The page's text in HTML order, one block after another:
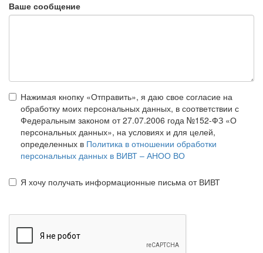
Ваше сообщение
Нажимая кнопку «Отправить», я даю свое согласие на
обработку моих персональных данных, в соответствии с
Федеральным законом от 27.07.2006 года №152-ФЗ «О
персональных данных», на условиях и для целей,
определенных в Политика в отношении обработки
персональных данных в ВИВТ – АНОО ВО
Я хочу получать информационные письма от ВИВТ